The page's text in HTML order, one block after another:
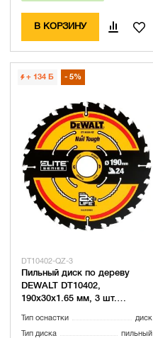
В КОРЗИНУ
+ 134 Б 5%
DT10402-QZ-3
Пильный диск по дереву
DEWALT DT10402,
190х30х1.65 мм, 3 шт.
Тип оснастки диск
Тип диска пильный